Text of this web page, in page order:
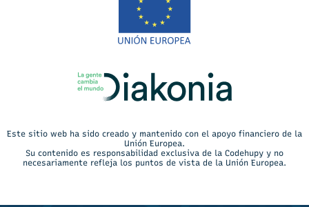
Este sitio web ha sido creado y mantenido con el apoyo financiero de la
Unión Europea.
Su contenido es responsabilidad exclusiva de la Codehupy y no
necesariamente refleja los puntos de vista de la Unión Europea.